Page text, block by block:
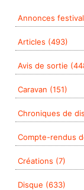
Annonces
Articles (493)
Avis de sortie
Caravan (151)
Chroniques de
Compte-rendus
Créations (7)
Disque (633)